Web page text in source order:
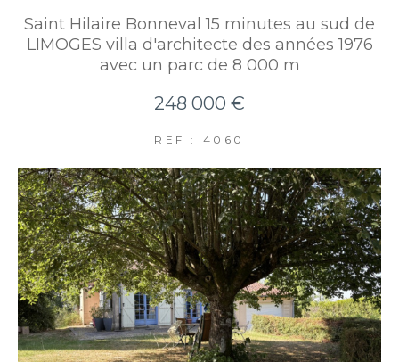
Saint Hilaire Bonneval 15 minutes au sud de
LIMOGES villa d'architecte des années 1976
avec un parc de 8 000 m
248 000 €
REF : 4060